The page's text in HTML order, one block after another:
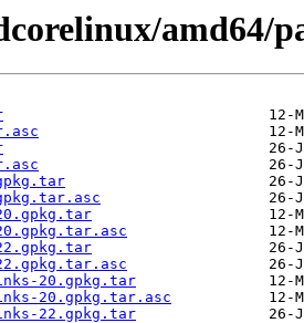
amd64/
20.gpkg.tar
20.gpkg.tar.asc
22.gpkg.tar